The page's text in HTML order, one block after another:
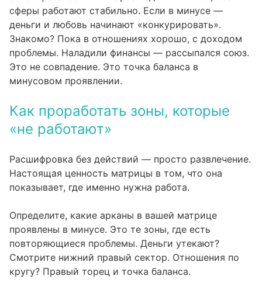
сферы работают стабильно. Если в минусе —
деньги и любовь начинают «конкурировать».
Знакомо? Пока в отношениях хорошо, с доходом
проблемы. Наладили финансы — рассыпался союз.
Это не совпадение. Это точка баланса в
минусовом проявлении.
Как проработать зоны, которые
«не работают»
Расшифровка без действий — просто развлечение.
Настоящая ценность матрицы в том, что она
показывает, где именно нужна работа.
Определите, какие арканы в вашей матрице
проявлены в минусе. Это те зоны, где есть
повторяющиеся проблемы. Деньги утекают?
Смотрите нижний правый сектор. Отношения по
кругу? Правый торец и точка баланса.